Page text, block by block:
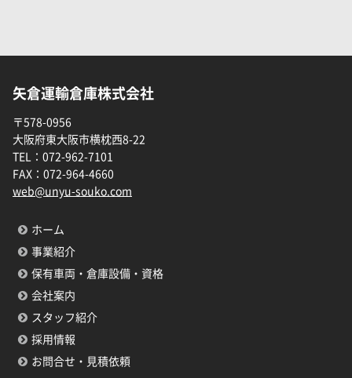
矢倉運輸倉庫株式会社
〒578-0956
大阪府東大阪市横枕西8-22
TEL： 072-962-7101
FAX： 072-964-4660
web@unyu-souko.com
ホーム
事業紹介
保有車両・倉庫設備・資格
会社案内
スタッフ紹介
採用情報
お問合せ・見積依頼